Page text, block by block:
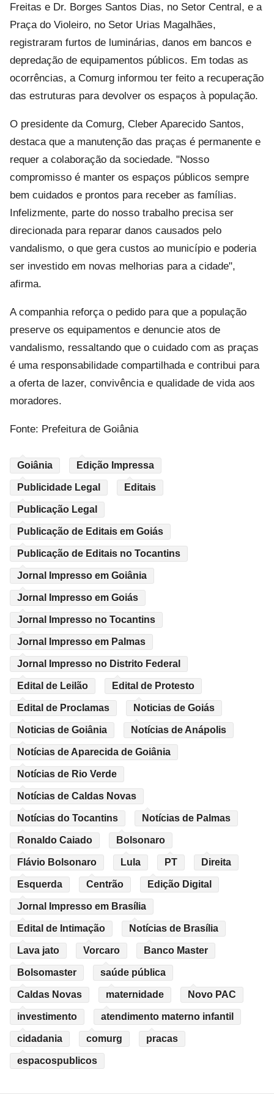
Freitas e Dr. Borges Santos Dias, no Setor Central, e a
Praça do Violeiro, no Setor Urias Magalhães,
registraram furtos de luminárias, danos em bancos e
depredação de equipamentos públicos. Em todas as
ocorrências, a Comurg informou ter feito a recuperação
das estruturas para devolver os espaços à população.
O presidente da Comurg, Cleber Aparecido Santos,
destaca que a manutenção das praças é permanente e
requer a colaboração da sociedade. "Nosso
compromisso é manter os espaços públicos sempre
bem cuidados e prontos para receber as famílias.
Infelizmente, parte do nosso trabalho precisa ser
direcionada para reparar danos causados pelo
vandalismo, o que gera custos ao município e poderia
ser investido em novas melhorias para a cidade",
afirma.
A companhia reforça o pedido para que a população
preserve os equipamentos e denuncie atos de
vandalismo, ressaltando que o cuidado com as praças
é uma responsabilidade compartilhada e contribui para
a oferta de lazer, convivência e qualidade de vida aos
moradores.
Fonte: Prefeitura de Goiânia
Goiânia Edição Impressa
Publicidade Legal Editais
Publicação Legal
Publicação de Editais em Goiás
Publicação de Editais no Tocantins
Jornal Impresso em Goiânia
Jornal Impresso em Goiás
Jornal Impresso no Tocantins
Jornal Impresso em Palmas
Jornal Impresso no Distrito Federal
Edital de Leilão Edital de Protesto
Edital de Proclamas Noticias de Goiás
Noticias de Goiânia Notícias de Anápolis
Notícias de Aparecida de Goiânia
Notícias de Rio Verde
Notícias de Caldas Novas
Notícias do Tocantins Notícias de Palmas
Ronaldo Caiado Bolsonaro
Flávio Bolsonaro Lula PT Direita
Esquerda Centrão Edição Digital
Jornal Impresso em Brasília
Edital de Intimação Notícias de Brasília
Lava jato Vorcaro Banco Master
Bolsomaster saúde pública
Caldas Novas maternidade Novo PAC
investimento atendimento materno infantil
cidadania comurg pracas
espacospublicos